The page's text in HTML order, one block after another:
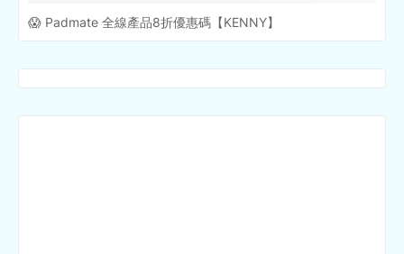
😱 Padmate 全線產品8折優惠碼【KENNY】